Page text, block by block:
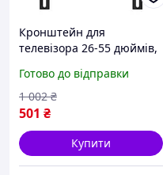
Кронштейн для
телевізора 26-55 дюймів,
Готово до відправки
501 ₴
1 002 ₴
Купити